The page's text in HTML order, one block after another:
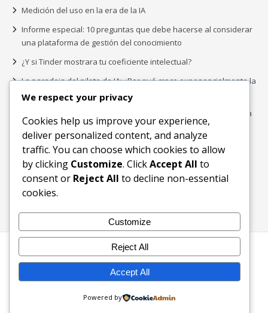
Medición del uso en la era de la IA
Informe especial: 10 preguntas que debe hacerse al considerar
una plataforma de gestión del conocimiento
¿Y si Tinder mostrara tu coeficiente intelectual?
La paradoja del piloto de IA: ¿Por qué crece exponencialmente la
complejidad de la IA empresarial?
Los organigramas de marketing se crearon para los canales. La
IA acaba de dejarlos obsoletos.
Buscar
Buscar
Inicio Blog
Bloques Temáticos
Contactos
We respect your privacy
Cookies help us improve your experience,
deliver personalized content, and analyze
traffic. You can choose which cookies to allow
by clicking Customize. ClickAccept All to
consent or Reject All to decline non-essential
cookies.
Customize
Reject All
Accept All
Powered by